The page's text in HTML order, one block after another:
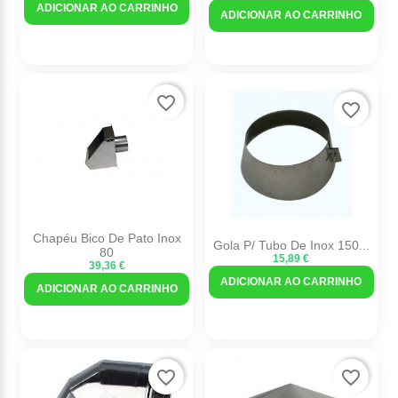
ADICIONAR AO CARRINHO
ADICIONAR AO CARRINHO
Chapéu Bico De Pato Inox
80
39,36 €
ADICIONAR AO CARRINHO
favorite_border
Gola P/ Tubo De Inox 150...
15,89 €
ADICIONAR AO CARRINHO
favorite_border
favorite_border favorite_border